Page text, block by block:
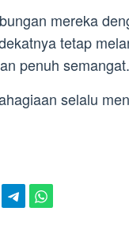
mereka
tetap
penuh semangat.
selalu